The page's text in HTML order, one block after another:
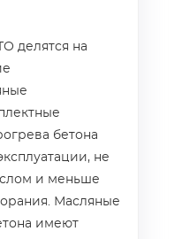
делятся на
бетона
не
и меньше
Масляные
имеют